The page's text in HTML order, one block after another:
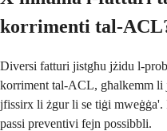
korrimenti tal-
Diversi fatturi jistgħu jżidu l-
korriment tal-ACL, għalkemm
jfissirx li żgur li se tiġi
passi preventivi fejn possibbli.